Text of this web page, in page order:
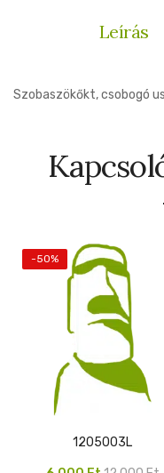
Leírás
Szobaszökőkt, csobogó
-50%
1205003L